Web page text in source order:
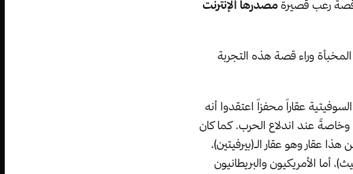
قصة رعب قصيرة مصدرها الإنترنت
وراء قصة هذه التجربة
عقاراً محفزاً اعتقدوا أنه
عند اندلاع الحرب. كما كان
عقار وهو عقار الـ(بيرفيتين)،
أما الأمريكيون والبريطانيون